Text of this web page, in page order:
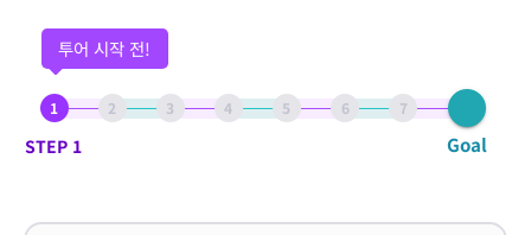
투어 시작 전!
1
STEP 1
2 3 4 5 6 7
Goal